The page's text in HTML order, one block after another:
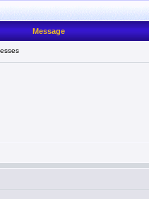
Message